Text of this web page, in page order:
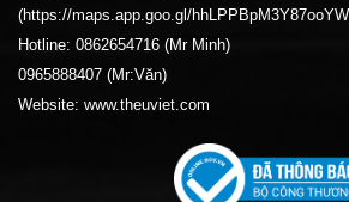
(https://maps.app.goo.gl/
Hotline: 0862654716 (Mr Minh)
0965888407 (Mr:Văn)
Website: www.theuviet.com